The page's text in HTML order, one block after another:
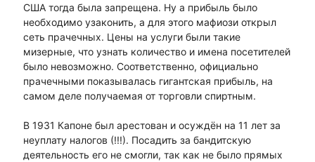
США тогда была запрещена. Ну а прибыль было
необходимо узаконить, а для этого мафиози открыл
сеть прачечных. Цены на услуги были такие
мизерные, что узнать количество и имена посетителей
было невозможно. Соответственно, официально
прачечными показывалась гигантская прибыль, на
самом деле получаемая от торговли спиртным.
В 1931 Капоне был арестован и осуждён на 11 лет за
неуплату налогов (!!!). Посадить за бандитскую
деятельность его не смогли, так как не было прямых